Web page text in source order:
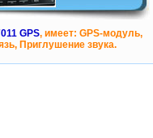
GPS, имеет: GPS-модуль,
Приглушение звука.